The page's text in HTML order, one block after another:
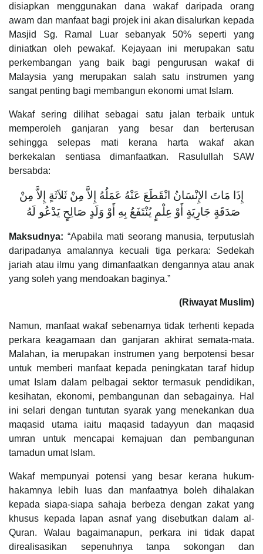
disiapkan menggunakan dana wakaf daripada orang
awam dan manfaat bagi projek ini akan disalurkan kepada
Masjid Sg. Ramal Luar sebanyak 50% seperti yang
diniatkan oleh pewakaf. Kejayaan ini merupakan satu
perkembangan yang baik bagi pengurusan wakaf di
Malaysia yang merupakan salah satu instrumen yang
sangat penting bagi membangun ekonomi umat Islam.
Wakaf sering dilihat sebagai satu jalan terbaik untuk
memperoleh ganjaran yang besar dan berterusan
sehingga selepas mati kerana harta wakaf akan
berkekalan sentiasa dimanfaatkan. Rasulullah SAW
bersabda:
إِذَا مَاتَ الإِنْسَانُ انْقَطَعَ عَنْهُ عَمَلُهُ إِلاَّ مِنْ ثَلاَثَةٍ إِلاَّ مِنْ
صَدَقَةٍ جَارِيَةٍ أَوْ عِلْمٍ يُنْتَفَعُ بِهِ أَوْ وَلَدٍ صَالِحٍ يَدْعُو لَهُ ‏
Maksudnya: “Apabila mati seorang manusia, terputuslah
daripadanya amalannya kecuali tiga perkara: Sedekah
jariah atau ilmu yang dimanfaatkan dengannya atau anak
yang soleh yang mendoakan baginya.”
(Riwayat Muslim)
Namun, manfaat wakaf sebenarnya tidak terhenti kepada
perkara keagamaan dan ganjaran akhirat semata-mata.
Malahan, ia merupakan instrumen yang berpotensi besar
untuk memberi manfaat kepada peningkatan taraf hidup
umat Islam dalam pelbagai sektor termasuk pendidikan,
kesihatan, ekonomi, pembangunan dan sebagainya. Hal
ini selari dengan tuntutan syarak yang menekankan dua
maqasid utama iaitu maqasid tadayyun dan maqasid
umran untuk mencapai kemajuan dan pembangunan
tamadun umat Islam.
Wakaf mempunyai potensi yang besar kerana hukum-
hakamnya lebih luas dan manfaatnya boleh dihalakan
kepada siapa-siapa sahaja berbeza dengan zakat yang
khusus kepada lapan asnaf yang disebutkan dalam al-
Quran. Walau bagaimanapun, perkara ini tidak dapat
direalisasikan sepenuhnya tanpa sokongan dan